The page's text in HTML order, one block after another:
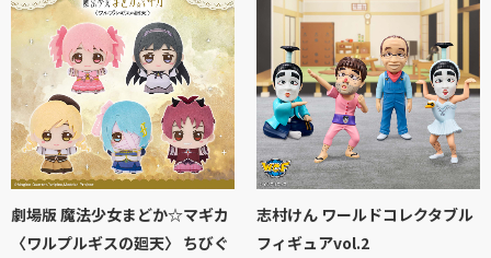
劇場版 魔法少女まどか☆マギカ
〈ワルプルギスの廻天〉 ちびぐ
志村けん ワールドコレクタブル
フィギュアvol.2